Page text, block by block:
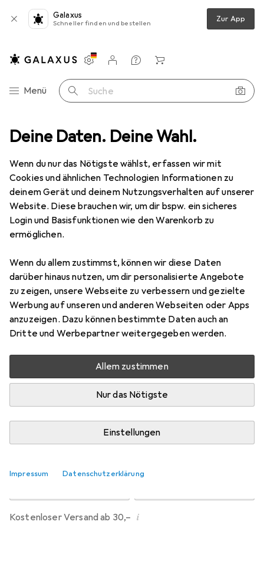
Deine Daten. Deine Wahl.
Wenn du nur das Nötigste wählst, erfassen wir mit
Cookies und ähnlichen Technologien Informationen zu
deinem Gerät und deinem Nutzungsverhalten auf unserer
Website. Diese brauchen wir, um dir bspw. ein sicheres
Login und Basisfunktionen wie den Warenkorb zu
ermöglichen.
Wenn du allem zustimmst, können wir diese Daten
darüber hinaus nutzen, um dir personalisierte Angebote
zu zeigen, unsere Webseite zu verbessern und gezielte
Werbung auf unseren und anderen Webseiten oder Apps
anzuzeigen. Dazu können bestimmte Daten auch an
Dritte und Werbepartner weitergegeben werden.
Allem zustimmen
Nur das Nötigste
Einstellungen
Impressum Datenschutzerklärung
Galaxus
Schneller finden und bestellen Zur App
Navigation nach Kategorien
Menü Suche
Einstellungen
Kundenkonto
Vergleichslisten
Merklisten
Warenkorb
Medien Bücher Comics + Manga Akame ga KILL! ZERO 04
Akame ga KILL! ZERO 04
Deutsch, 2019, Kei Toru
Preis in EUR inkl. MwSt.
EUR
8,50
Bewertungen Marke
Mehr von Kazé Manga
Nur 1 Stück an Lager beim Drittanbieter
Lieferort angeben für genaue Lieferzeit
Angebot von i
preiguDE
Kostenloser Versand ab 30,– i